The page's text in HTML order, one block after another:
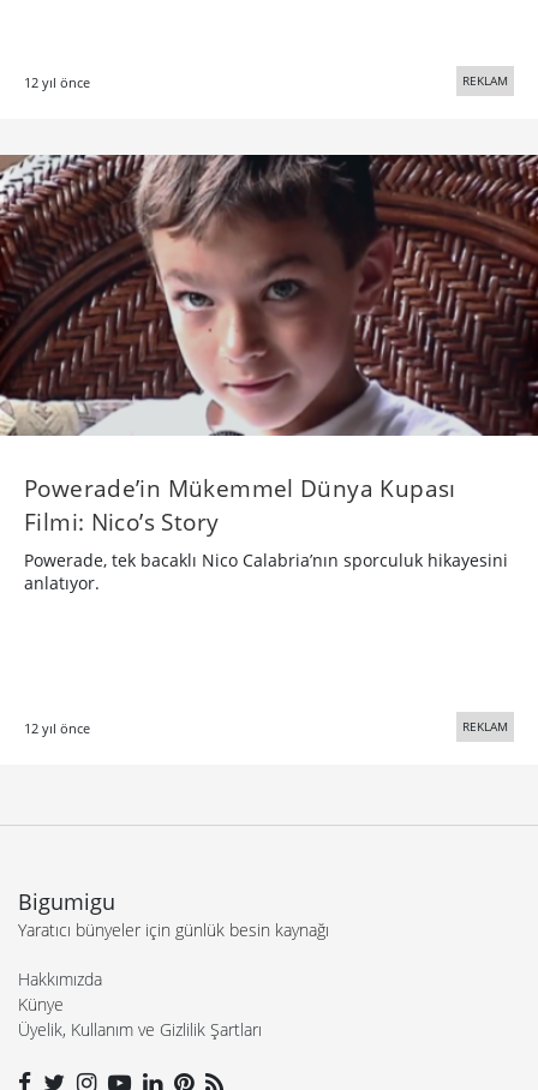
12 yıl önce REKLAM
Powerade’in Mükemmel Dünya Kupası
Filmi: Nico’s Story
Powerade, tek bacaklı Nico Calabria’nın sporculuk hikayesini
anlatıyor.
12 yıl önce REKLAM
Bigumigu
Yaratıcı bünyeler için günlük besin kaynağı
Hakkımızda
Künye
Üyelik, Kullanım ve Gizlilik Şartları